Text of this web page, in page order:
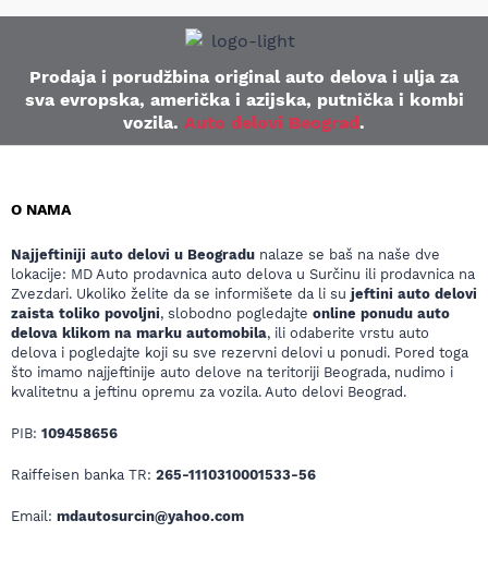
Prodaja i porudžbina original auto delova i ulja za
sva evropska, američka i azijska, putnička i kombi
vozila. Auto delovi Beograd.
O NAMA
Najjeftiniji auto delovi u Beogradu nalaze se baš na naše dve
lokacije: MD Auto prodavnica auto delova u Surčinu ili prodavnica na
Zvezdari. Ukoliko želite da se informišete da li su jeftini auto delovi
zaista toliko povoljni, slobodno pogledajte online ponudu auto
delova klikom na marku automobila, ili odaberite vrstu auto
delova i pogledajte koji su sve rezervni delovi u ponudi. Pored toga
što imamo najjeftinije auto delove na teritoriji Beograda, nudimo i
kvalitetnu a jeftinu opremu za vozila. Auto delovi Beograd.
PIB: 109458656
Raiffeisen banka TR: 265-1110310001533-56
Email: mdautosurcin@yahoo.com